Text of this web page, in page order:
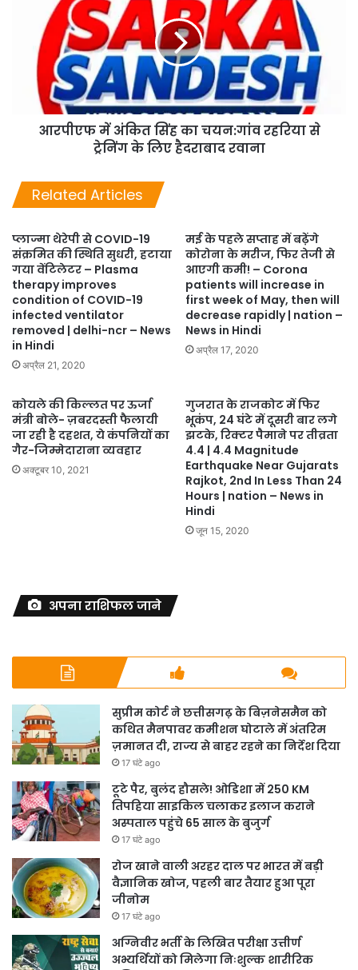
आरपीएफ में अंकित सिंह का चयन:गांव रहरिया से
ट्रेनिंग के लिए हैदराबाद रवाना
Related Articles
प्लाज्मा थेरेपी से COVID-19
संक्रमित की स्थिति सुधरी, हटाया
गया वेंटिलेटर – Plasma
therapy improves
condition of COVID-19
infected ventilator
removed | delhi-ncr – News
in Hindi
अप्रैल 21, 2020
मई के पहले सप्ताह में बढ़ेंगे
कोरोना के मरीज, फिर तेजी से
आएगी कमी! – Corona
patients will increase in
first week of May, then will
decrease rapidly | nation –
News in Hindi
अप्रैल 17, 2020
कोयले की किल्लत पर ऊर्जा
मंत्री बोले- ज़बरदस्ती फैलायी
जा रही है दहशत, ये कंपनियों का
गैर-जिम्मेदाराना व्यवहार
अक्टूबर 10, 2021
गुजरात के राजकोट में फिर
भूकंप, 24 घंटे में दूसरी बार लगे
झटके, रिक्टर पैमाने पर तीव्रता
4.4 | 4.4 Magnitude
Earthquake Near Gujarats
Rajkot, 2nd In Less Than 24
Hours | nation – News in
Hindi
जून 15, 2020
अपना राशिफल जाने
सुप्रीम कोर्ट ने छत्तीसगढ़ के बिज़नेसमैन को
कथित मैनपावर कमीशन घोटाले में अंतरिम
ज़मानत दी, राज्य से बाहर रहने का निर्देश दिया
17 घंटे ago
टूटे पैर, बुलंद हौसले! ओडिशा में 250 KM
तिपहिया साइकिल चलाकर इलाज कराने
अस्पताल पहुंचे 65 साल के बुजुर्ग
17 घंटे ago
रोज खाने वाली अरहर दाल पर भारत में बड़ी
वैज्ञानिक खोज, पहली बार तैयार हुआ पूरा
जीनोम
17 घंटे ago
अग्निवीर भर्ती के लिखित परीक्षा उत्तीर्ण
अभ्यर्थियों को मिलेगा निःशुल्क शारीरिक